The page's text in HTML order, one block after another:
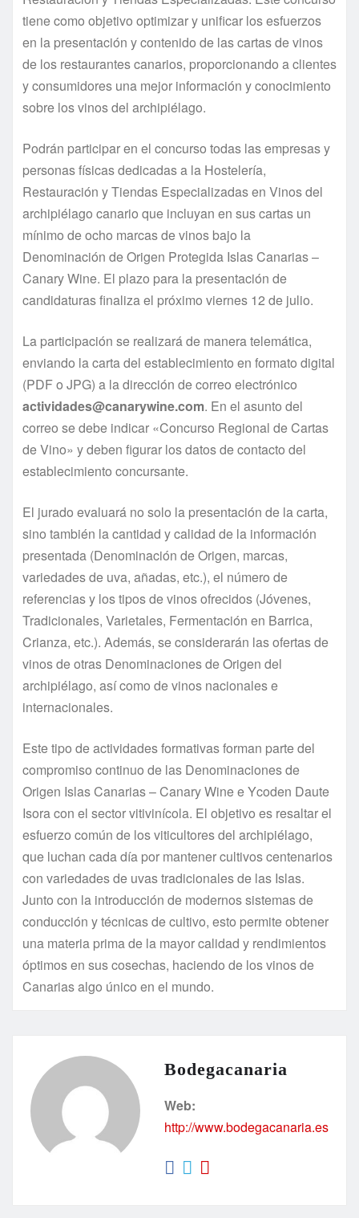
tiene como objetivo optimizar y unificar los esfuerzos
en la presentación y contenido de las cartas de vinos
de los restaurantes canarios, proporcionando a clientes
y consumidores una mejor información y conocimiento
sobre los vinos del archipiélago.
Podrán participar en el concurso todas las empresas y
personas físicas dedicadas a la Hostelería,
Restauración y Tiendas Especializadas en Vinos del
archipiélago canario que incluyan en sus cartas un
mínimo de ocho marcas de vinos bajo la
Denominación de Origen Protegida Islas Canarias –
Canary Wine. El plazo para la presentación de
candidaturas finaliza el próximo viernes 12 de julio.
La participación se realizará de manera telemática,
enviando la carta del establecimiento en formato digital
(PDF o JPG) a la dirección de correo electrónico
actividades@canarywine.com. En el asunto del
correo se debe indicar «Concurso Regional de Cartas
de Vino» y deben figurar los datos de contacto del
establecimiento concursante.
El jurado evaluará no solo la presentación de la carta,
sino también la cantidad y calidad de la información
presentada (Denominación de Origen, marcas,
variedades de uva, añadas, etc.), el número de
referencias y los tipos de vinos ofrecidos (Jóvenes,
Tradicionales, Varietales, Fermentación en Barrica,
Crianza, etc.). Además, se considerarán las ofertas de
vinos de otras Denominaciones de Origen del
archipiélago, así como de vinos nacionales e
internacionales.
Este tipo de actividades formativas forman parte del
compromiso continuo de las Denominaciones de
Origen Islas Canarias – Canary Wine e Ycoden Daute
Isora con el sector vitivinícola. El objetivo es resaltar el
esfuerzo común de los viticultores del archipiélago,
que luchan cada día por mantener cultivos centenarios
con variedades de uvas tradicionales de las Islas.
Junto con la introducción de modernos sistemas de
conducción y técnicas de cultivo, esto permite obtener
una materia prima de la mayor calidad y rendimientos
óptimos en sus cosechas, haciendo de los vinos de
Canarias algo único en el mundo.
Bodegacanaria
Web:
http://www.bodegacanaria.es